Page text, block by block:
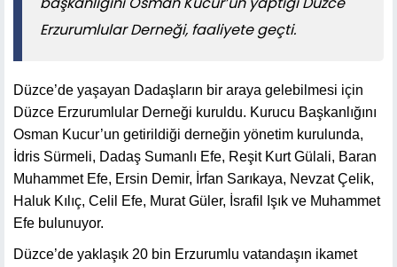
Erzurumlular Derneği, faaliyete geçti.
Düzce’de yaşayan Dadaşların bir araya gelebilmesi için
Düzce Erzurumlular Derneği kuruldu. Kurucu Başkanlığını
Osman Kucur’un getirildiği derneğin yönetim kurulunda,
İdris Sürmeli, Dadaş Sumanlı Efe, Reşit Kurt Gülali, Baran
Muhammet Efe, Ersin Demir, İrfan Sarıkaya, Nevzat Çelik,
Haluk Kılıç, Celil Efe, Murat Güler, İsrafil Işık ve Muhammet
Efe bulunuyor.
Düzce’de yaklaşık 20 bin Erzurumlu vatandaşın ikamet